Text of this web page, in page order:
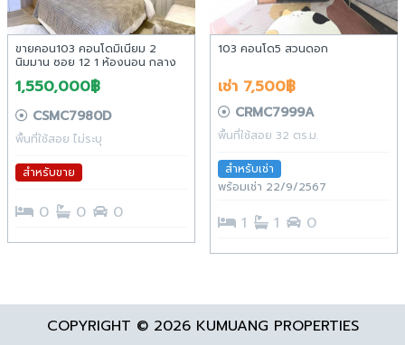
ขายคอน103 คอนโดมิเนียม 2
นิมมาน ซอย 12 1 ห้องนอน กลาง
นิมมานเหมินท์ ใกล้มหาวิทยาลัย
เชียงใหม่ สามารถให้เช่ารายวันผ่าน
1,550,000฿
CSMC7980D
พื้นที่ใช้สอย ไม่ระบุ
สำหรับขาย
0 0 0
103 คอนโด5 สวนดอก
เช่า 7,500฿
CRMC7999A
พื้นที่ใช้สอย 32 ตร.ม.
สำหรับเช่า
พร้อมเช่า 22/9/2567
1 1 0
COPYRIGHT © 2026 KUMUANG PROPERTIES